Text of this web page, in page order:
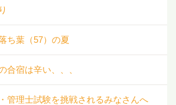
ち葉（57）の夏
合宿は辛い、、、
管理士試験を挑戦されるみなさんへ